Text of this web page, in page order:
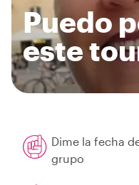
Puedo
este
Dime la fecha
grupo